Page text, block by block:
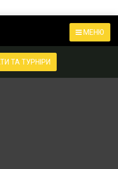
МЕНЮ
ТА ТУРНІРИ